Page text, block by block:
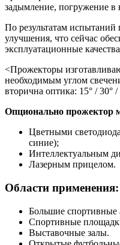
задымление, погружение в
По результатам
улучшения, что сейчас
эксплуатационные
<Прожекторы
необходимым углом
вторична оптика: 15° / 30° /
Опционально прожектор
Цветными
синие);
Интеллектуальным
Лазерным прицелом.
Области применения:
Большие спортивные
Спортивные
Выставочные залы.